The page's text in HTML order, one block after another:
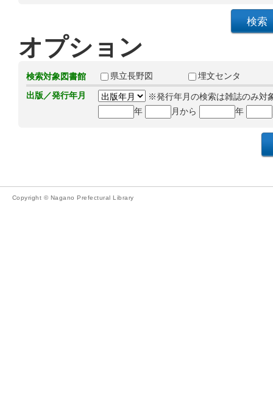
オプション
検索対象図書館 県立長野図
埋文センタ
出版／発行年月
※発行年月の検索は雑誌のみ対
年
月から 年
Copyright © Nagano Prefectural Library